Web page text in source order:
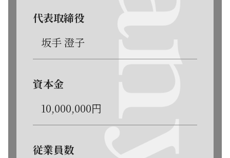
代表取締役
坂手 澄子
資本金
10,000,000円
従業員数